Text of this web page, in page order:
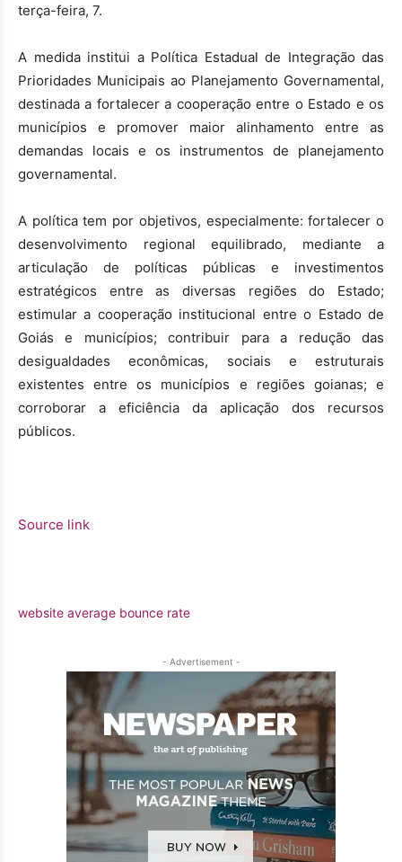
terça-feira, 7.
A medida institui a Política Estadual de Integração das
Prioridades Municipais ao Planejamento Governamental,
destinada a fortalecer a cooperação entre o Estado e os
municípios e promover maior alinhamento entre as
demandas locais e os instrumentos de planejamento
governamental.
A política tem por objetivos, especialmente: fortalecer o
desenvolvimento regional equilibrado, mediante a
articulação de políticas públicas e investimentos
estratégicos entre as diversas regiões do Estado;
estimular a cooperação institucional entre o Estado de
Goiás e municípios; contribuir para a redução das
desigualdades econômicas, sociais e estruturais
existentes entre os municípios e regiões goianas; e
corroborar a eficiência da aplicação dos recursos
públicos.
Source link
website average bounce rate
- Advertisement -